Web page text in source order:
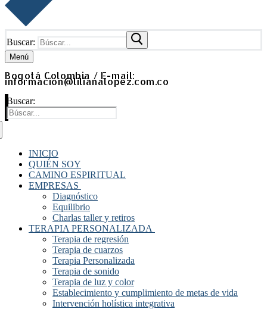
Buscar:
Menú
Bogotá Colombia / E-mail:
informacion@lilianalopez.com.co
Buscar:
INICIO
QUIÉN SOY
CAMINO ESPIRITUAL
EMPRESAS
Diagnóstico
Equilibrio
Charlas taller y retiros
TERAPIA PERSONALIZADA
Terapia de regresión
Terapia de cuarzos
Terapia Personalizada
Terapia de sonido
Terapia de luz y color
Establecimiento y cumplimiento de metas de vida
Intervención holística integrativa